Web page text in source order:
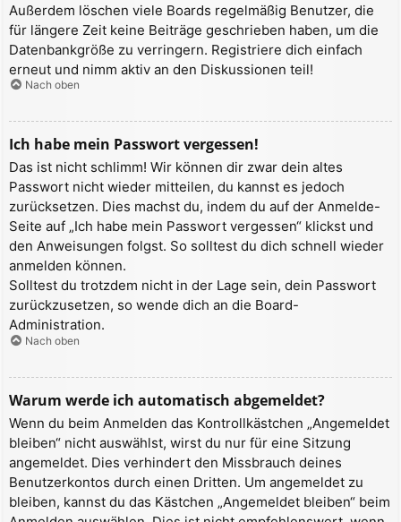
Außerdem löschen viele Boards regelmäßig Benutzer, die
für längere Zeit keine Beiträge geschrieben haben, um die
Datenbankgröße zu verringern. Registriere dich einfach
erneut und nimm aktiv an den Diskussionen teil!
Nach oben
Ich habe mein Passwort vergessen!
Das ist nicht schlimm! Wir können dir zwar dein altes
Passwort nicht wieder mitteilen, du kannst es jedoch
zurücksetzen. Dies machst du, indem du auf der Anmelde-
Seite auf „Ich habe mein Passwort vergessen“ klickst und
den Anweisungen folgst. So solltest du dich schnell wieder
anmelden können.
Solltest du trotzdem nicht in der Lage sein, dein Passwort
zurückzusetzen, so wende dich an die Board-
Administration.
Nach oben
Warum werde ich automatisch abgemeldet?
Wenn du beim Anmelden das Kontrollkästchen „Angemeldet
bleiben“ nicht auswählst, wirst du nur für eine Sitzung
angemeldet. Dies verhindert den Missbrauch deines
Benutzerkontos durch einen Dritten. Um angemeldet zu
bleiben, kannst du das Kästchen „Angemeldet bleiben“ beim